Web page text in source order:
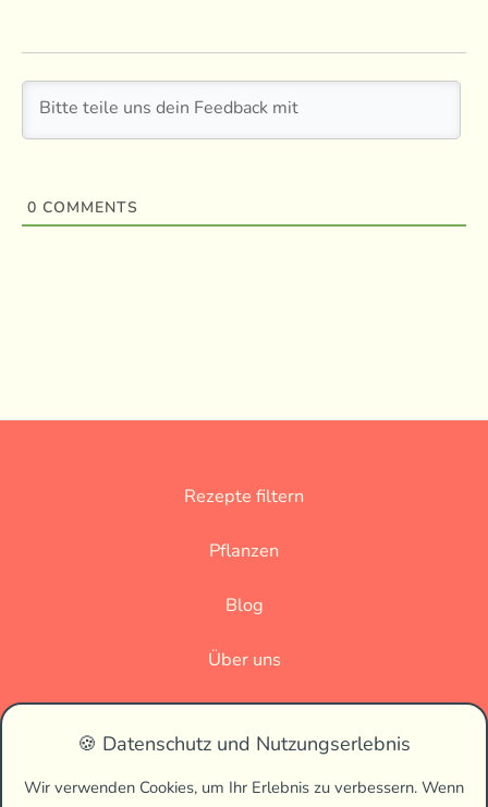
🍪 Datenschutz und Nutzungserlebnis
Wir verwenden Cookies, um Ihr Erlebnis zu verbessern. Wenn
0 COMMENTS
Rezepte filtern
Pflanzen
Blog
Über uns